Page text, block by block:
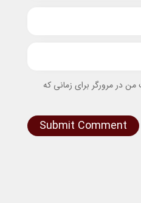
در مرورگر برای زمانی که
Submit Comment